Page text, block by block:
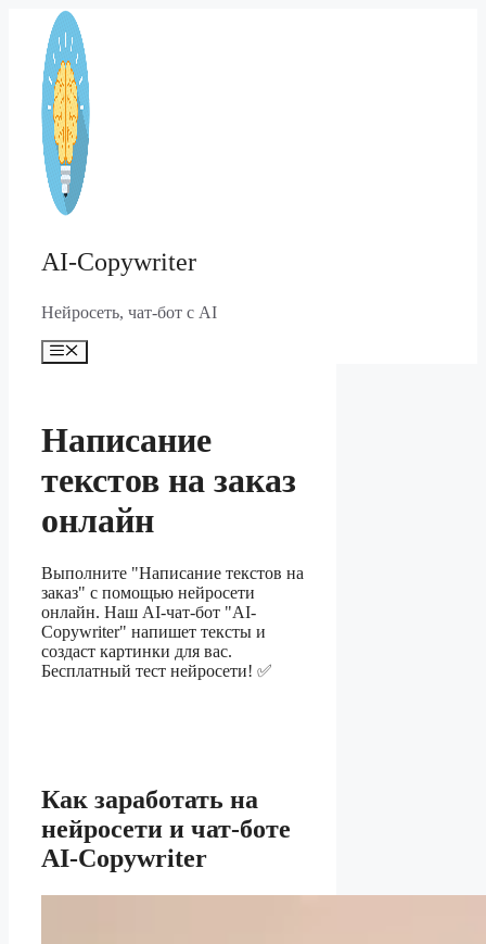
Перейти
содержимому
AI-Copywriter
Нейросеть, чат-бот с AI
Меню
Написание
текстов на заказ
онлайн
Выполните "Написание текстов на
заказ" с помощью нейросети
онлайн. Наш AI-чат-бот "AI-
Copywriter" напишет тексты и
создаст картинки для вас.
Бесплатный тест нейросети! ✅
Как заработать на
нейросети и чат-боте
AI-Copywriter